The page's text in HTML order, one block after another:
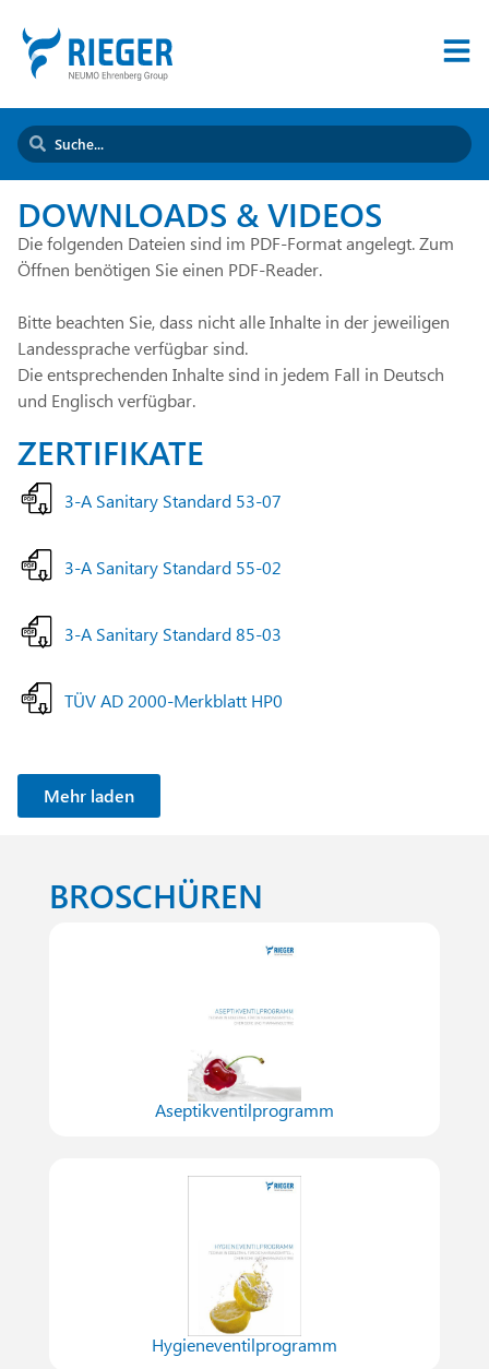
DOWNLOADS & VIDEOS
Die folgenden Dateien sind im PDF-Format angelegt. Zum
Öffnen benötigen Sie einen PDF-Reader.
Bitte beachten Sie, dass nicht alle Inhalte in der jeweiligen
Landessprache verfügbar sind.
Die entsprechenden Inhalte sind in jedem Fall in Deutsch
und Englisch verfügbar.
ZERTIFIKATE
3-A Sanitary Standard 53-07
3-A Sanitary Standard 55-02
3-A Sanitary Standard 85-03
TÜV AD 2000-Merkblatt HP0
Mehr laden
BROSCHÜREN
Aseptikventilprogramm
Hygieneventilprogramm